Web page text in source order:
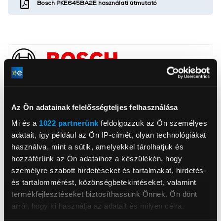
Az Ön adatainak felelősségteljes felhasználása
Mi és a 1022 partnerünk feldolgozzuk az Ön személyes
adatait, így például az Ön IP-címét, olyan technológiákat
használva, mint a sütik, amelyekkel tárolhatjuk és
hozzáférünk az Ön adataihoz a készülékén, hogy
személyre szabott hirdetéseket és tartalmakat, hirdetés-
és tartalommérést, közönségbetekintéseket, valamint
termékfejlesztéseket biztosíthassunk Önnek. Ön dönt
arról, hogy ki használja az adatait és milyen célra.
Főző zónák száma
4 db
Főzőlap típus
Kerámia főzőlap
Érintő vezérlés
Igen
Digitális kijelző
Igen
Beépítési szélesség
56 cm
Beépítési mélység
49 cm
Bosch PKE645BA2E használati útmutató